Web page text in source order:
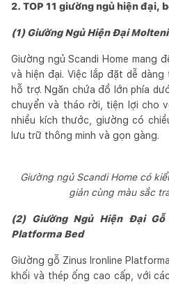
2. TOP 11 giường ngủ hiện đại,
(1) Giường Ngủ Hiện Đại Molteni
Giường ngủ Scandi Home mang
và hiện đại. Việc lắp đặt dễ
hỗ trợ. Ngăn chứa đồ lớn phía
chuyển và tháo rời, tiện lợi cho
nhiều kích thước, giường có
lưu trữ thông minh và gọn gàng.
Giường ngủ Scandi Home có
giản cùng màu sắc
(2) Giường Ngủ Hiện Đại
Platforma Bed
Giường gỗ Zinus Ironline
khối và thép ống cao cấp, với